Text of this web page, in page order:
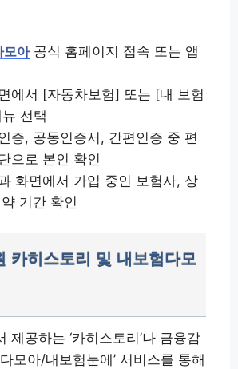
모아공식 홈페이지 접속 또는 앱
에서 [자동차보험] 또는 [내 보험
선택
증, 공동인증서, 간편인증 중 편
으로 본인 확인
화면에서 가입 중인 보험사, 상
기간 확인
카히스토리 및 내보험다모
제공하는 ‘카히스토리’나 금융감
모아/내보험눈에’ 서비스를 통해